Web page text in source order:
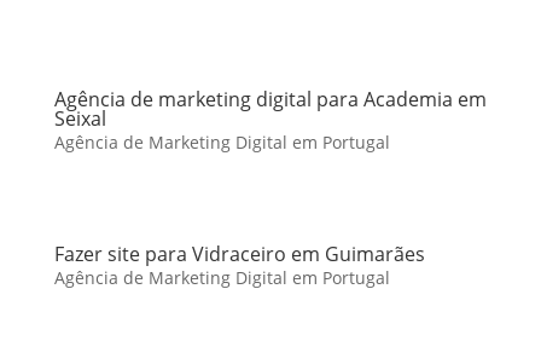
Agência de marketing digital para Academia em
Seixal
Agência de Marketing Digital em Portugal
Fazer site para Vidraceiro em Guimarães
Agência de Marketing Digital em Portugal